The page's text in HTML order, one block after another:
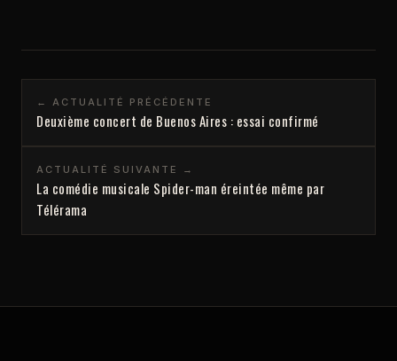
← ACTUALITÉ PRÉCÉDENTE
Deuxième concert de Buenos Aires : essai confirmé
ACTUALITÉ SUIVANTE →
La comédie musicale Spider-man éreintée même par
Télérama